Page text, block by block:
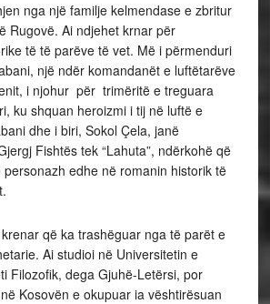
nga një familje kelmendase e zbritur
Rugovë. Ai ndjehet krnar për
të të parëve të vet. Më i përmenduri
një ndër komandanët e luftëtarëve
i njohur për trimëritë e treguara
ku shquan heroizmi i tij në luftë e
dhe i biri, Sokol Çela, janë
Fishtës tek “Lahuta”, ndërkohë që
edhe në romanin historik të
që ka trashëguar nga të parët e
Ai studioi në Universitetin e
Filozofik, dega Gjuhë-Letërsi, por
Kosovën e okupuar ia vështirësuan